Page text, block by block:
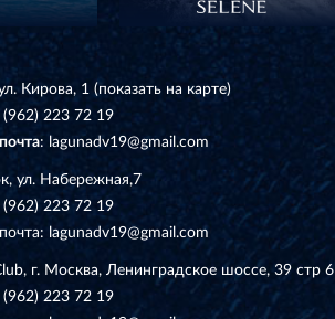
Кирова, 1 (показать на карте)
(962) 223 72 19
: lagunadv19@gmail.com
ул. Набережная,7
(962) 223 72 19
lagunadv19@gmail.com
г. Москва, Ленинградское шоссе, 39 стр 6
(962) 223 72 19